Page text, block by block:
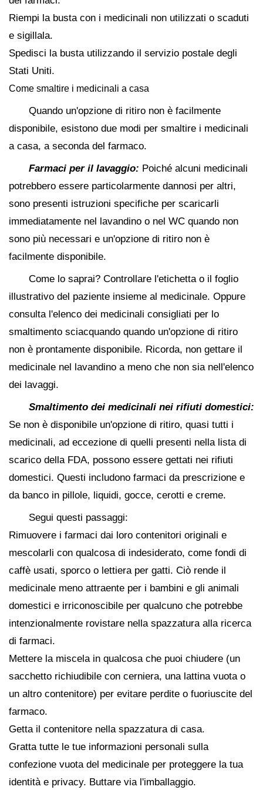
Riempi la busta con i medicinali non utilizzati o scaduti
e sigillala.
Spedisci la busta utilizzando il servizio postale degli
Stati Uniti.
Come smaltire i medicinali a casa
Quando un'opzione di ritiro non è facilmente
disponibile, esistono due modi per smaltire i medicinali
a casa, a seconda del farmaco.
Farmaci per il lavaggio: Poiché alcuni medicinali
potrebbero essere particolarmente dannosi per altri,
sono presenti istruzioni specifiche per scaricarli
immediatamente nel lavandino o nel WC quando non
sono più necessari e un'opzione di ritiro non è
facilmente disponibile.
Come lo saprai? Controllare l'etichetta o il foglio
illustrativo del paziente insieme al medicinale. Oppure
consulta l'elenco dei medicinali consigliati per lo
smaltimento sciacquando quando un'opzione di ritiro
non è prontamente disponibile. Ricorda, non gettare il
medicinale nel lavandino a meno che non sia nell'elenco
dei lavaggi.
Smaltimento dei medicinali nei rifiuti domestici:
Se non è disponibile un'opzione di ritiro, quasi tutti i
medicinali, ad eccezione di quelli presenti nella lista di
scarico della FDA, possono essere gettati nei rifiuti
domestici. Questi includono farmaci da prescrizione e
da banco in pillole, liquidi, gocce, cerotti e creme.
Segui questi passaggi:
Rimuovere i farmaci dai loro contenitori originali e
mescolarli con qualcosa di indesiderato, come fondi di
caffè usati, sporco o lettiera per gatti. Ciò rende il
medicinale meno attraente per i bambini e gli animali
domestici e irriconoscibile per qualcuno che potrebbe
intenzionalmente rovistare nella spazzatura alla ricerca
di farmaci.
Mettere la miscela in qualcosa che puoi chiudere (un
sacchetto richiudibile con cerniera, una lattina vuota o
un altro contenitore) per evitare perdite o fuoriuscite del
farmaco.
Getta il contenitore nella spazzatura di casa.
Gratta tutte le tue informazioni personali sulla
confezione vuota del medicinale per proteggere la tua
identità e privacy. Buttare via l'imballaggio.